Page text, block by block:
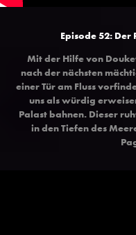
Episode 52:
Mit der Hilfe von
nach der nächsten
einer Tür am Fluss
uns als würdig
Palast bahnen. Dieser
in den Tiefen des